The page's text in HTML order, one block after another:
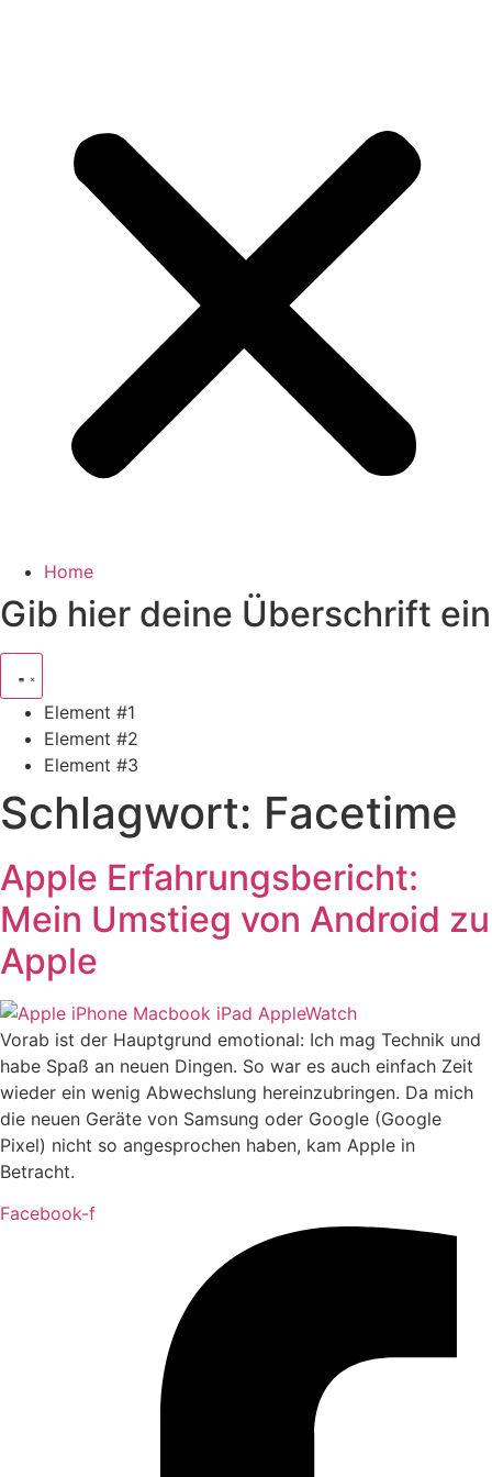
Home
Gib hier deine Überschrift ein
Element #1
Element #2
Element #3
Schlagwort: Facetime
Apple Erfahrungsbericht:
Mein Umstieg von Android zu
Apple
Vorab ist der Hauptgrund emotional: Ich mag Technik und
habe Spaß an neuen Dingen. So war es auch einfach Zeit
wieder ein wenig Abwechslung hereinzubringen. Da mich
die neuen Geräte von Samsung oder Google (Google
Pixel) nicht so angesprochen haben, kam Apple in
Betracht.
Facebook-f